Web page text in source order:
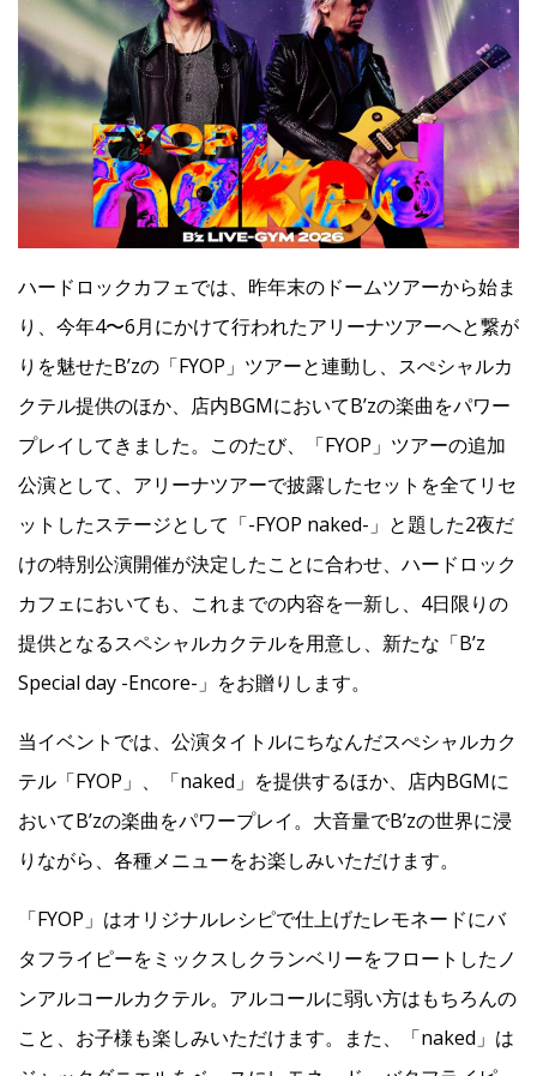
Facebook
JP EN
ハードロックカフェでは、昨年末のドームツアーから始ま
り、今年4〜6月にかけて行われたアリーナツアーへと繋が
りを魅せたB’zの「FYOP」ツアーと連動し、スぺシャルカ
クテル提供のほか、店内BGMにおいてBʼzの楽曲をパワー
プレイしてきました。このたび、「FYOP」ツアーの追加
公演として、アリーナツアーで披露したセットを全てリセ
ットしたステージとして「-FYOP naked-」と題した2夜だ
けの特別公演開催が決定したことに合わせ、ハードロック
カフェにおいても、これまでの内容を一新し、4日限りの
提供となるスペシャルカクテルを用意し、新たな「B’z
Special day -Encore-」をお贈りします。
当イベントでは、公演タイトルにちなんだスぺシャルカク
テル「FYOP」、「naked」を提供するほか、店内BGMに
おいてBʼzの楽曲をパワープレイ。大音量でBʼzの世界に浸
りながら、各種メニューをお楽しみいただけます。
「FYOP」はオリジナルレシピで仕上げたレモネードにバ
タフライピーをミックスしクランベリーをフロートしたノ
ンアルコールカクテル。アルコールに弱い方はもちろんの
こと、お子様も楽しみいただけます。また、「naked」は